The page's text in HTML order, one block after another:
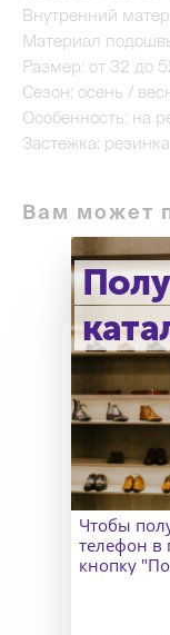
Внутренний
Материал
Размер: от 32 до
Сезон: осень /
Особенность: на
Застежка: резинка
Вам может
В
из
макеты
Как
Чтобы
телефон в
кнопку